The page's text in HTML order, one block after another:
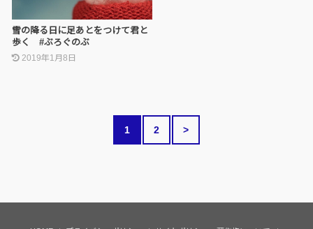
雪の降る日に足あとをつけて君と
歩く #ぶろぐのぶ
2019年1月8日
1 2 >